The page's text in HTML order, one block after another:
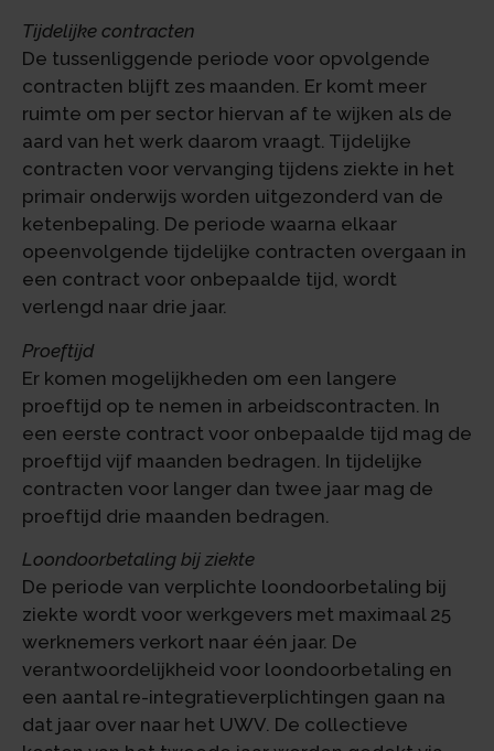
Tijdelijke contracten
De tussenliggende periode voor opvolgende
contracten blijft zes maanden. Er komt meer
ruimte om per sector hiervan af te wijken als de
aard van het werk daarom vraagt. Tijdelijke
contracten voor vervanging tijdens ziekte in het
primair onderwijs worden uitgezonderd van de
ketenbepaling. De periode waarna elkaar
opeenvolgende tijdelijke contracten overgaan in
een contract voor onbepaalde tijd, wordt
verlengd naar drie jaar.
Proeftijd
Er komen mogelijkheden om een langere
proeftijd op te nemen in arbeidscontracten. In
een eerste contract voor onbepaalde tijd mag de
proeftijd vijf maanden bedragen. In tijdelijke
contracten voor langer dan twee jaar mag de
proeftijd drie maanden bedragen.
Loondoorbetaling bij ziekte
De periode van verplichte loondoorbetaling bij
ziekte wordt voor werkgevers met maximaal 25
werknemers verkort naar één jaar. De
verantwoordelijkheid voor loondoorbetaling en
een aantal re-integratieverplichtingen gaan na
dat jaar over naar het UWV. De collectieve